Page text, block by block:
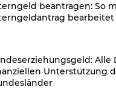
beantragen: So
Alle
Unterstützung